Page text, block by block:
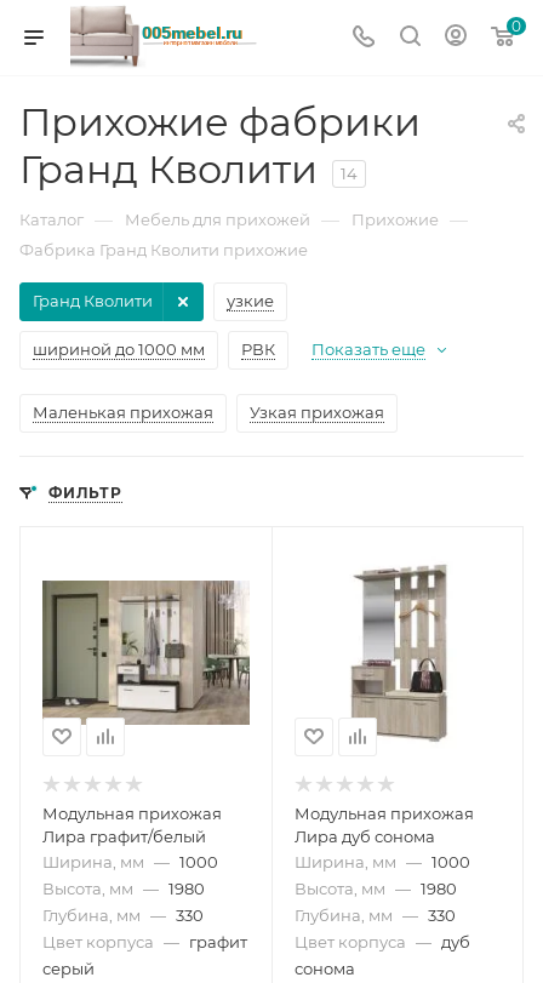
0
Прихожие фабрики
Гранд Кволити
14
Каталог — Мебель для прихожей — Прихожие —
Фабрика Гранд Кволити прихожие
узкие
шириной до 1000 мм РВК
Гранд Кволити
Показать еще
Маленькая прихожая Узкая прихожая
ФИЛЬТР
Модульная прихожая
Лира графит/белый
Ширина, мм — 1000
Высота, мм — 1980
Глубина, мм — 330
Цвет корпуса — графит
серый
Модульная прихожая
Лира дуб сонома
Ширина, мм — 1000
Высота, мм — 1980
Глубина, мм — 330
Цвет корпуса — дуб
сонома